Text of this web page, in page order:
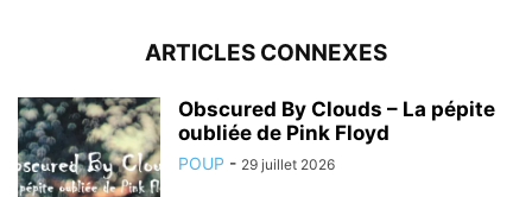
ARTICLES CONNEXES
Obscured By Clouds – La pépite
oubliée de Pink Floyd
POUP - 29 juillet 2026